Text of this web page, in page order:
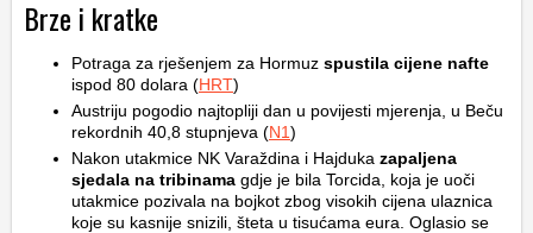
Brze i kratke
Potraga za rješenjem za Hormuz spustila cijene nafte
ispod 80 dolara (HRT)
Austriju pogodio najtopliji dan u povijesti mjerenja, u Beču
rekordnih 40,8 stupnjeva (N1)
Nakon utakmice NK Varaždina i Hajduka zapaljena
sjedala na tribinama gdje je bila Torcida, koja je uoči
utakmice pozivala na bojkot zbog visokih cijena ulaznica
koje su kasnije snizili, šteta u tisućama eura. Oglasio se